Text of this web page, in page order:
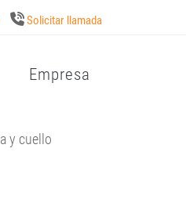
Solicitar llamada
Empresa